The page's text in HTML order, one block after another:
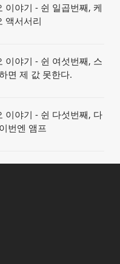
이야기 - 쉰 일곱번째, 케
액서서리
이야기 - 쉰 여섯번째, 스
면 제 값 못한다.
이야기 - 쉰 다섯번째, 다
번엔 앰프